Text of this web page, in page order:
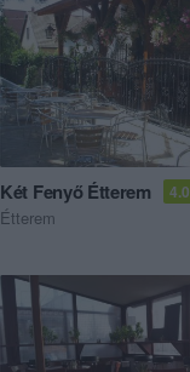
Két Fenyő Étterem 4.0
Étterem